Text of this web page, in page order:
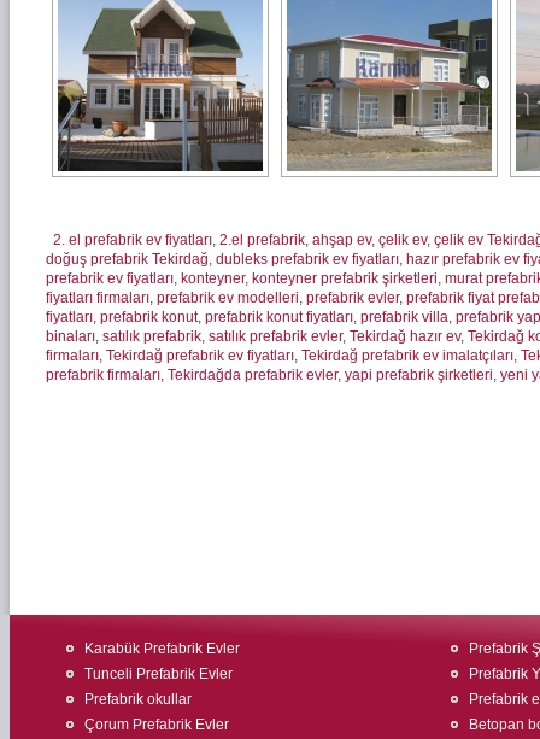
2. el prefabrik ev fiyatları, 2.el prefabrik, ahşap ev, çelik ev, çelik ev
doğuş prefabrik Tekirdağ, dubleks prefabrik ev fiyatları, hazır prefabrik ev
prefabrik ev fiyatları, konteyner, konteyner prefabrik şirketleri, murat
fiyatları firmaları, prefabrik ev modelleri, prefabrik evler, prefabrik fiyat
fiyatları, prefabrik konut, prefabrik konut fiyatları, prefabrik villa, prefabrik
binaları, satılık prefabrik, satılık prefabrik evler, Tekirdağ hazır ev, Tekirdağ
firmaları, Tekirdağ prefabrik ev fiyatları, Tekirdağ prefabrik ev imalatçıları,
prefabrik firmaları, Tekirdağda prefabrik evler, yapi prefabrik şirketleri, yeni
Karabük Prefabrik Evler
Tunceli Prefabrik Evler
Prefabrik okullar
Çorum Prefabrik Evler
Prefabrik
Prefabrik
Prefabrik
Betopan